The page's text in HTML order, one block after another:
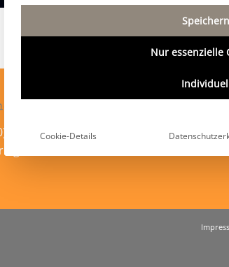
Spiering
– 44 23 98 12
Speichern
Nur essenzielle
Cookie-Details